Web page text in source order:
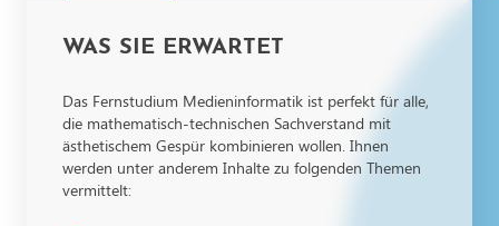
WAS SIE ERWARTET
Das Fernstudium Medieninformatik ist perfekt für alle,
die mathematisch-technischen Sachverstand mit
ästhetischem Gespür kombinieren wollen. Ihnen
werden unter anderem Inhalte zu folgenden Themen
vermittelt: